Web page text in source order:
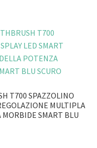
T700 SPAZZOLINO
MULTIPLA
SMART BLU